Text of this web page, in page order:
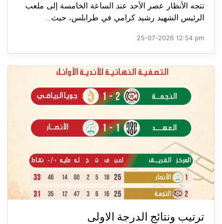
تتجه الأنظار عصر الأحد عند الساعة الخامسة إلى ملعب
الرئيس الشهيد رشيد كرامي في طرابلس، حيث...
25-07-2026 12:54 pm
ترتيب ونتائج الدرجة الاولى